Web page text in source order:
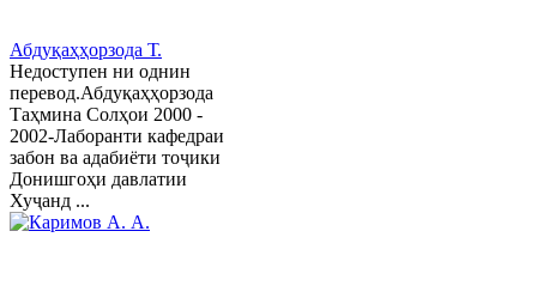
Абдуқаҳҳорзода Т.
Недоступен ни однин
перевод.Абдуқаҳҳорзода
Таҳмина Солҳои 2000 -
2002-Лаборанти кафедраи
забон ва адабиёти тоҷики
Донишгоҳи давлатии
Хуҷанд ...